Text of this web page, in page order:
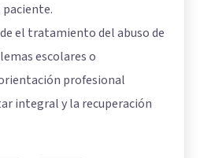
paciente.
el tratamiento del abuso de
escolares o
profesional
integral y la recuperación